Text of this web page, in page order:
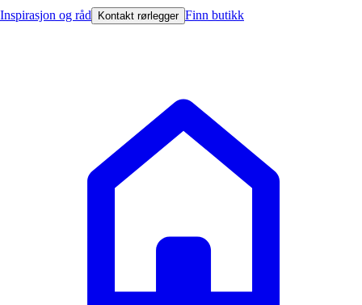
Inspirasjon og råd Kontakt rørlegger Finn butikk